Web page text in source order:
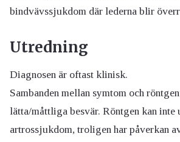
bindvävssjukdom där lederna blir
Utredning
Diagnosen är oftast klinisk.
Sambanden mellan symtom och
lätta/måttliga besvär. Röntgen kan inte
artrossjukdom, troligen har påverkan